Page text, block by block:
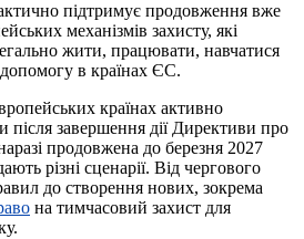
підтримує продовження вже
механізмів захисту, які
жити, працювати, навчатися
в країнах ЄС.
країнах активно
завершення дії Директиви про
продовжена до березня 2027
різні сценарії. Від чергового
до створення нових, зокрема
на тимчасовий захист для